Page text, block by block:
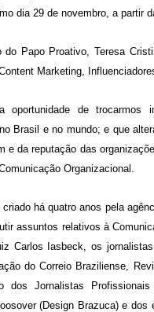
dia 29 de novembro, a partir
do Papo Proativo, Teresa
Marketing,
oportunidade de
Brasil e no mundo; e que
e da reputação das
Organizacional.
há quatro anos pela
assuntos relativos à
Carlos Iasbeck, os
do Correio Braziliense,
dos Jornalistas
(Design Brazuca) e